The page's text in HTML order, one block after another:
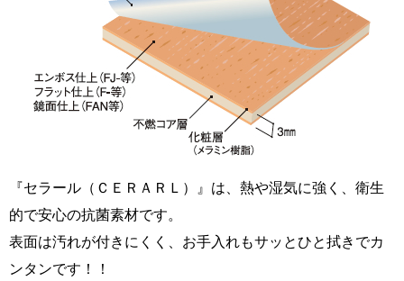
『セラール（ＣＥＲＡＲＬ）』は、熱や湿気に強く、衛生
的で安心の抗菌素材です。
表面は汚れが付きにくく、お手入れもサッとひと拭きでカ
ンタンです！！